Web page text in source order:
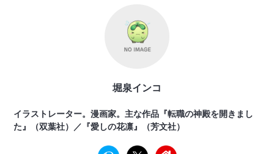
堀泉インコ
イラストレーター。漫画家。主な作品『転職の神殿を開きまし
た』（双葉社）／『愛しの花凛』（芳文社）